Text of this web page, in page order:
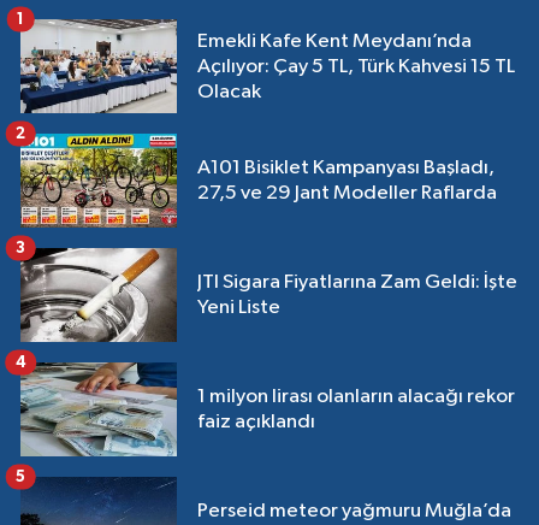
Emekli Kafe Kent Meydanı’nda
Açılıyor: Çay 5 TL, Türk Kahvesi 15 TL
Olacak
1
A101 Bisiklet Kampanyası Başladı,
27,5 ve 29 Jant Modeller Raflarda
2
JTI Sigara Fiyatlarına Zam Geldi: İşte
Yeni Liste
3
1 milyon lirası olanların alacağı rekor
faiz açıklandı
4
Perseid meteor yağmuru Muğla’da
5